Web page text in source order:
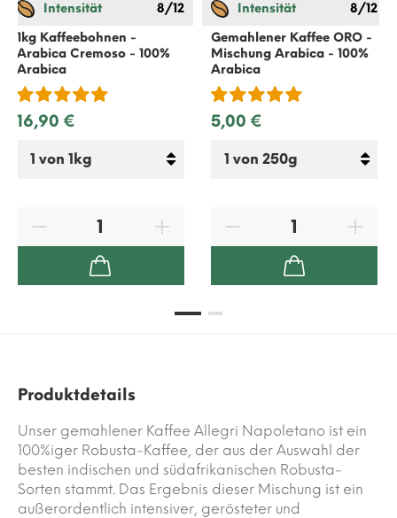
Intensität
8/12
1kg Kaffeebohnen -
Arabica Cremoso - 100%
Arabica
16,90 €
Intensität
8/12
Gemahlener Kaffee ORO -
Mischung Arabica - 100%
Arabica
5,00 €
Produktdetails
Unser gemahlener Kaffee Allegri Napoletano ist ein
100%iger Robusta-Kaffee, der aus der Auswahl der
besten indischen und südafrikanischen Robusta-
Sorten stammt. Das Ergebnis dieser Mischung ist ein
außerordentlich intensiver, gerösteter und